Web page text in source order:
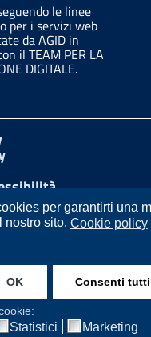
per garantirti una
nostro sito. Cookie policy
OK Consenti
Statistici Marketing
le linee
per i servizi web
da AGID in
il TEAM PER LA
DIGITALE.
trasparente
Whatsapp